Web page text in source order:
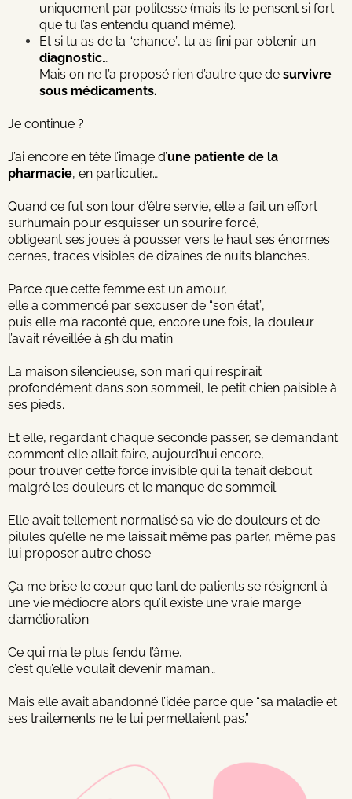
uniquement par politesse (mais ils le pensent si fort
que tu l’as entendu quand même).
Et si tu as de la “chance”, tu as fini par obtenir un
diagnostic…
Mais on ne t’a proposé rien d’autre que de survivre
sous médicaments.
Je continue ?
J’ai encore en tête l’image d’une patiente de la
pharmacie, en particulier…
Quand ce fut son tour d'être servie, elle a fait un effort
surhumain pour esquisser un sourire forcé,
obligeant ses joues à pousser vers le haut ses énormes
cernes, traces visibles de dizaines de nuits blanches.
Parce que cette femme est un amour,
elle a commencé par s’excuser de “son état”,
puis elle m’a raconté que, encore une fois, la douleur
l’avait réveillée à 5h du matin.
La maison silencieuse, son mari qui respirait
profondément dans son sommeil, le petit chien paisible à
ses pieds.
Et elle, regardant chaque seconde passer, se demandant
comment elle allait faire, aujourd’hui encore,
pour trouver cette force invisible qui la tenait debout
malgré les douleurs et le manque de sommeil.
Elle avait tellement normalisé sa vie de douleurs et de
pilules qu’elle ne me laissait même pas parler, même pas
lui proposer autre chose.
Ça me brise le cœur que tant de patients se résignent à
une vie médiocre alors qu’il existe une vraie marge
d’amélioration.
Ce qui m’a le plus fendu l’âme,
c’est qu’elle voulait devenir maman…
Mais elle avait abandonné l’idée parce que “sa maladie et
ses traitements ne le lui permettaient pas.”